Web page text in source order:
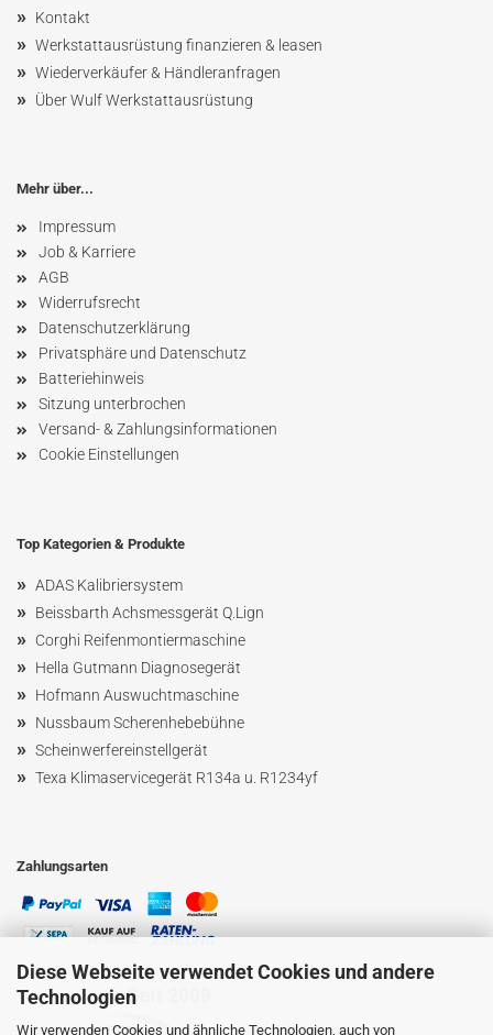
Diese Webseite verwendet Cookies und andere
Technologien
Wir verwenden Cookies und ähnliche Technologien, auch von
» Kontakt
» Werkstattausrüstung finanzieren & leasen
» Wiederverkäufer & Händleranfragen
» Über Wulf Werkstattausrüstung
Mehr über...
Impressum
Job & Karriere
AGB
Widerrufsrecht
Datenschutzerklärung
Privatsphäre und Datenschutz
Batteriehinweis
Sitzung unterbrochen
Versand- & Zahlungsinformationen
Cookie Einstellungen
Top Kategorien & Produkte
» ADAS Kalibriersystem
» Beissbarth Achsmessgerät Q.Lign
» Corghi Reifenmontiermaschine
» Hella Gutmann Diagnosegerät
» Hofmann Auswuchtmaschine
» NussbaumScherenhebebühne
» Scheinwerfereinstellgerät
» Texa Klimaservicegerät R134a u. R1234yf
Zahlungsarten